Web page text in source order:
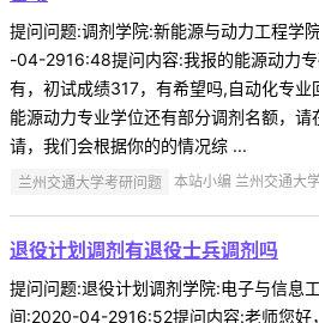
提问问题:调剂学院:新能源与动力工程
-04-2916:48提问内容:我报的能源动力
有，初试成绩317，有希望吗,自动化专
能源动力专业学位还有部分调剂名额，
请，我们会根据你的的情况综 ...
兰州交通大学考研问题 本站小编 兰州交通大
退役计划调剂有退役士兵调剂吗
提问问题:退役计划调剂学院:电子与信息
间:2020-04-2916:52提问内容:老师您好